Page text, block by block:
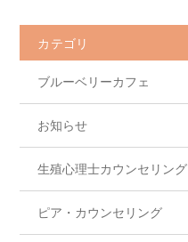
o
o
k
カテゴリ
ブルーベリーカフェ
お知らせ
生殖心理士カウンセリング
ピア・カウンセリング